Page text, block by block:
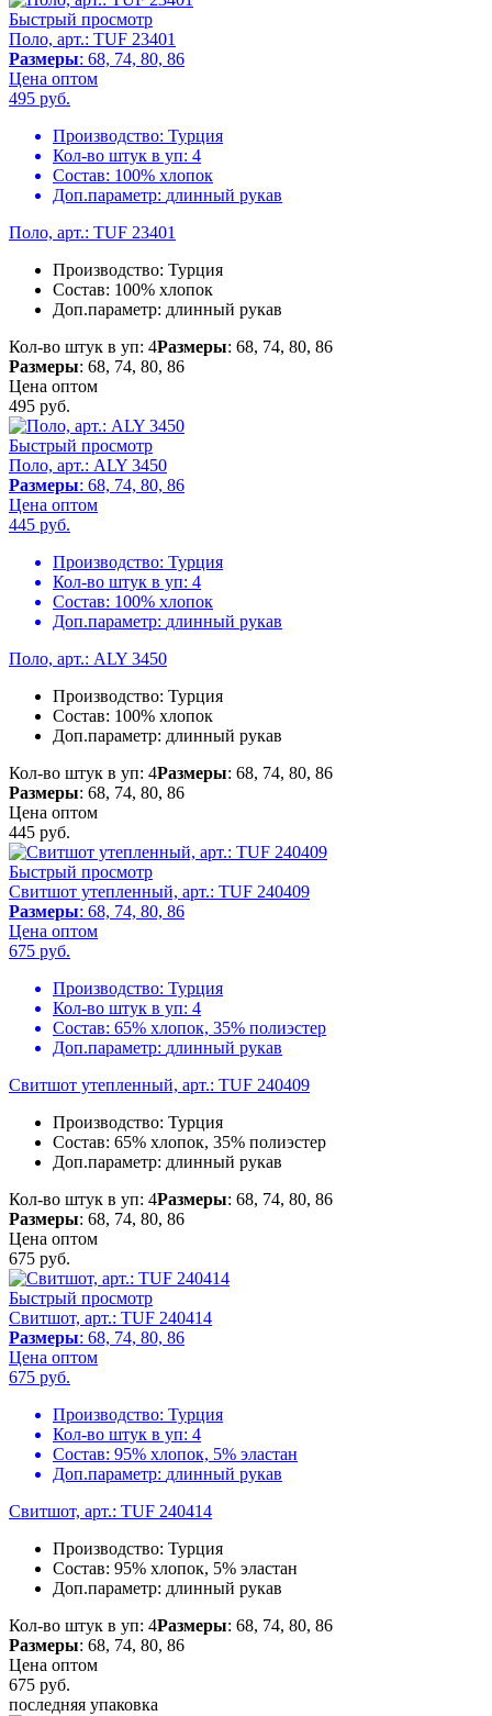
Быстрый просмотр
Поло, арт.: TUF 23401
Размеры: 68, 74, 80, 86
Цена оптом
495 руб.
Производство: Турция
Кол-во штук в уп: 4
Состав: 100% хлопок
Доп.параметр: длинный рукав
Поло, арт.: TUF 23401
Производство: Турция
Состав: 100% хлопок
Доп.параметр: длинный рукав
Кол-во штук в уп: 4Размеры: 68, 74, 80, 86
Размеры: 68, 74, 80, 86
Цена оптом
495 руб.
Быстрый просмотр
Поло, арт.: ALY 3450
Размеры: 68, 74, 80, 86
Цена оптом
445 руб.
Производство: Турция
Кол-во штук в уп: 4
Состав: 100% хлопок
Доп.параметр: длинный рукав
Поло, арт.: ALY 3450
Производство: Турция
Состав: 100% хлопок
Доп.параметр: длинный рукав
Кол-во штук в уп: 4Размеры: 68, 74, 80, 86
Размеры: 68, 74, 80, 86
Цена оптом
445 руб.
Быстрый просмотр
Свитшот утепленный, арт.: TUF 240409
Размеры: 68, 74, 80, 86
Цена оптом
675 руб.
Производство: Турция
Кол-во штук в уп: 4
Состав: 65% хлопок, 35% полиэстер
Доп.параметр: длинный рукав
Свитшот утепленный, арт.: TUF 240409
Производство: Турция
Состав: 65% хлопок, 35% полиэстер
Доп.параметр: длинный рукав
Кол-во штук в уп: 4Размеры: 68, 74, 80, 86
Размеры: 68, 74, 80, 86
Цена оптом
675 руб.
Быстрый просмотр
Свитшот, арт.: TUF 240414
Размеры: 68, 74, 80, 86
Цена оптом
675 руб.
Производство: Турция
Кол-во штук в уп: 4
Состав: 95% хлопок, 5% эластан
Доп.параметр: длинный рукав
Свитшот, арт.: TUF 240414
Производство: Турция
Состав: 95% хлопок, 5% эластан
Доп.параметр: длинный рукав
Кол-во штук в уп: 4Размеры: 68, 74, 80, 86
Размеры: 68, 74, 80, 86
Цена оптом
675 руб.
последняя упаковка